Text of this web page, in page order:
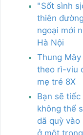
"Sốt sình
thiên
ngoại mới
Hà Nội
Thung Mây
theo rì-viu
mẹ trẻ 8X
Bạn sẽ tiếc
không thể
dã quỳ vào
ở một